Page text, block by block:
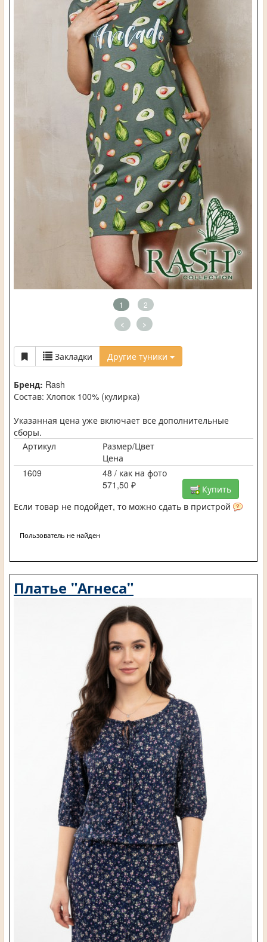
1 2
< >
Закладки Другие туники
Бренд: Rash
Состав: Хлопок 100% (кулирка)
Указанная цена уже включает все дополнительные
сборы.
Артикул
Размер/Цвет
Цена
1609
48 / как на фото
571,50 ₽
Купить
Если товар не подойдет, то можно сдать в пристрой
Пользователь не найден
Платье "Агнеса"